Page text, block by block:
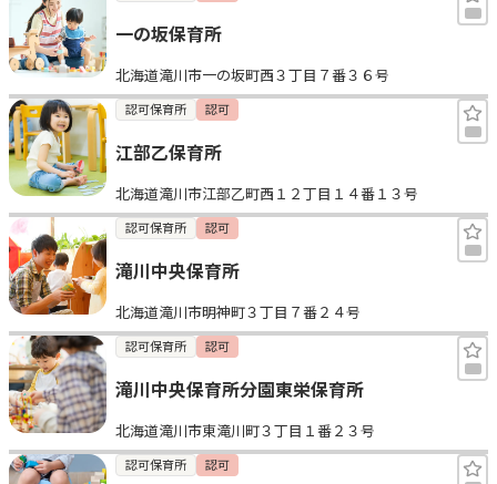
一の坂保育所
北海道滝川市一の坂町西３丁目７番３６号
認可保育所 認可
江部乙保育所
北海道滝川市江部乙町西１２丁目１４番１３号
認可保育所 認可
滝川中央保育所
北海道滝川市明神町３丁目７番２４号
認可保育所 認可
滝川中央保育所分園東栄保育所
北海道滝川市東滝川町３丁目１番２３号
認可保育所 認可